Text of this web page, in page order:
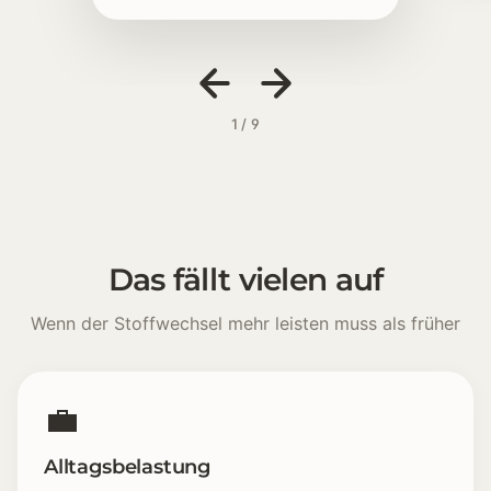
1 / 9
Das fällt vielen auf
Wenn der Stoffwechsel mehr leisten muss als früher
💼
Alltagsbelastung